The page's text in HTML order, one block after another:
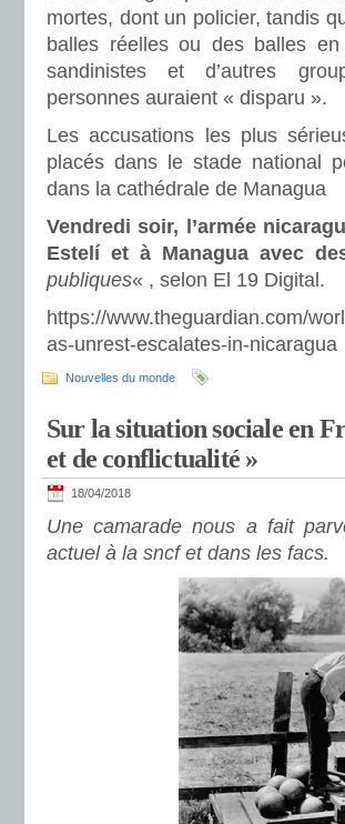
mortes, dont un policier, tandis
balles réelles ou des balles
sandinistes et d’autres
personnes auraient « disparu ».
Les accusations les plus
placés dans le stade national
dans la cathédrale de Managua
Vendredi soir, l’armée
Estelí et à Managua avec
publiques« , selon El 19 Digital.
https://www.theguardian.com/
as-unrest-escalates-in-nicaragua
Nouvelles du monde
Sur la situation sociale en
et de conflictualité »
18/04/2018
Une camarade nous a fait
actuel à la sncf et dans les facs.